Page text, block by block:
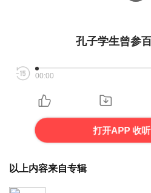
孔子学生曾参
00:00
打开APP 收
以上内容来自专辑